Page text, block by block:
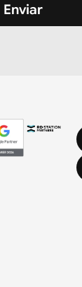
Enviar